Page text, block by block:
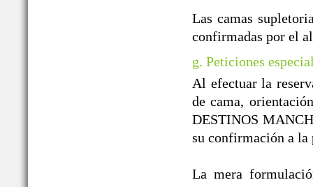
Las camas
confirmadas por el
g. Peticiones
Al efectuar la
de cama,
DESTINOS
su confirmación a
La mera